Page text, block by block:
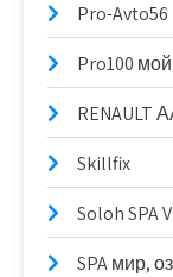
Pro-Avto56
Pro100
RENAULT
Skillfix
Soloh SPA
SPA мир,